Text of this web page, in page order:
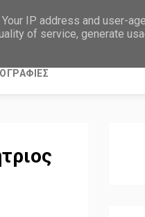
IP address and user-
of service, generate